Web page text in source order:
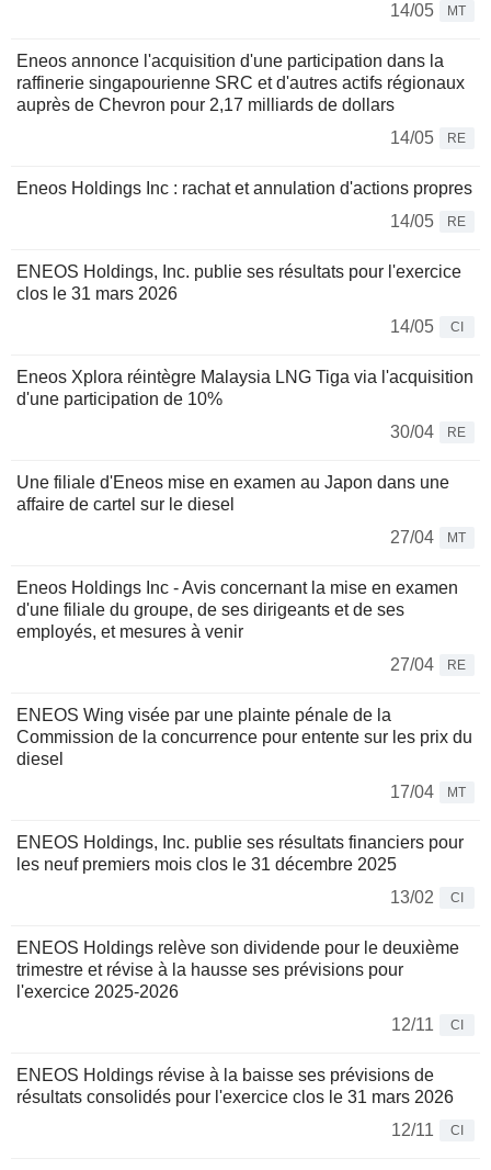
14/05
MT
Eneos annonce l'acquisition d'une participation dans la
raffinerie singapourienne SRC et d'autres actifs régionaux
auprès de Chevron pour 2,17 milliards de dollars
14/05
RE
Eneos Holdings Inc : rachat et annulation d'actions propres
14/05
RE
ENEOS Holdings, Inc. publie ses résultats pour l'exercice
clos le 31 mars 2026
14/05
CI
Eneos Xplora réintègre Malaysia LNG Tiga via l'acquisition
d'une participation de 10%
30/04
RE
Une filiale d'Eneos mise en examen au Japon dans une
affaire de cartel sur le diesel
27/04
MT
Eneos Holdings Inc - Avis concernant la mise en examen
d'une filiale du groupe, de ses dirigeants et de ses
employés, et mesures à venir
27/04
RE
ENEOS Wing visée par une plainte pénale de la
Commission de la concurrence pour entente sur les prix du
diesel
17/04
MT
ENEOS Holdings, Inc. publie ses résultats financiers pour
les neuf premiers mois clos le 31 décembre 2025
13/02
CI
ENEOS Holdings relève son dividende pour le deuxième
trimestre et révise à la hausse ses prévisions pour
l'exercice 2025-2026
12/11
CI
ENEOS Holdings révise à la baisse ses prévisions de
résultats consolidés pour l'exercice clos le 31 mars 2026
12/11
CI